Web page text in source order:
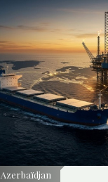
Azerbaïdjan